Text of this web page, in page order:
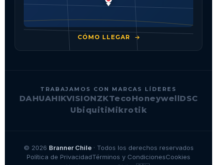
CÓMO LLEGAR
TRABAJAMOS CON MARCAS LÍDERES
DAHUAHIKVISIONZKTecoHoneywell DSC
UbiquitiMikrotik
© 2026 Branner Chile· Todos los derechos reservados
Política de PrivacidadTérminos y CondicionesCookies